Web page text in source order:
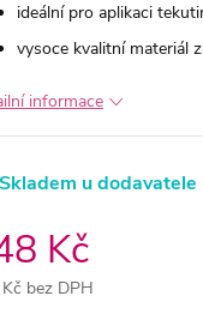
ideální pro aplikaci
vysoce kvalitní materiál
informace
Skladem u dodavatele
Kč
bez DPH